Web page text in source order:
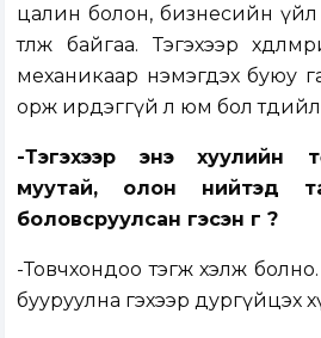
цалин болон, бизнесийн үйл
төлж байгаа. Тэгэхээр
механикаар нэмэгдэх буюу
орж ирдэггүй л юм бол
-Тэгэхээр энэ хуулийн
муутай, олон нийтэд
боловсруулсан гэсэн үг үү?
-Товчхондоо тэгж хэлж
бууруулна гэхээр дургүйцэх